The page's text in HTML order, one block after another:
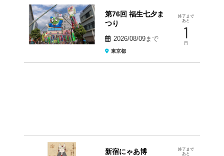
第76回 福生七夕ま
つり
2026/08/09まで
東京都
終了まで
あと
1
日
新宿にゃあ博
終了まで
あと